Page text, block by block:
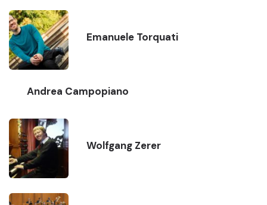
Emanuele Torquati
Andrea Campopiano
Wolfgang Zerer